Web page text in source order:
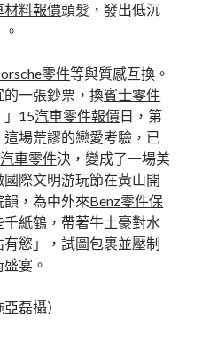
材料報價頭髮，發出低沉
零件等與質感互換。
一張鈔票，換賓士零件
」15汽車零件報價日，第
這場荒謬的戀愛考驗，已
汽車零件決，變成了一場美
際文明游玩節在黃山開
，為中外來Benz零件保
紙鶴，帶著牛土豪對水
慾」，試圖包裹並壓制
宴。
亞磊攝）